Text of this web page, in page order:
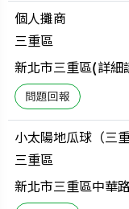
個人攤商
三重區
新北市三重區(詳細
小太陽地瓜球（三
三重區
新北市三重區中華